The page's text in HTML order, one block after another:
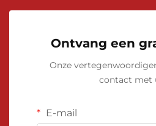
Ontvang een
Onze
contact met
E-mail